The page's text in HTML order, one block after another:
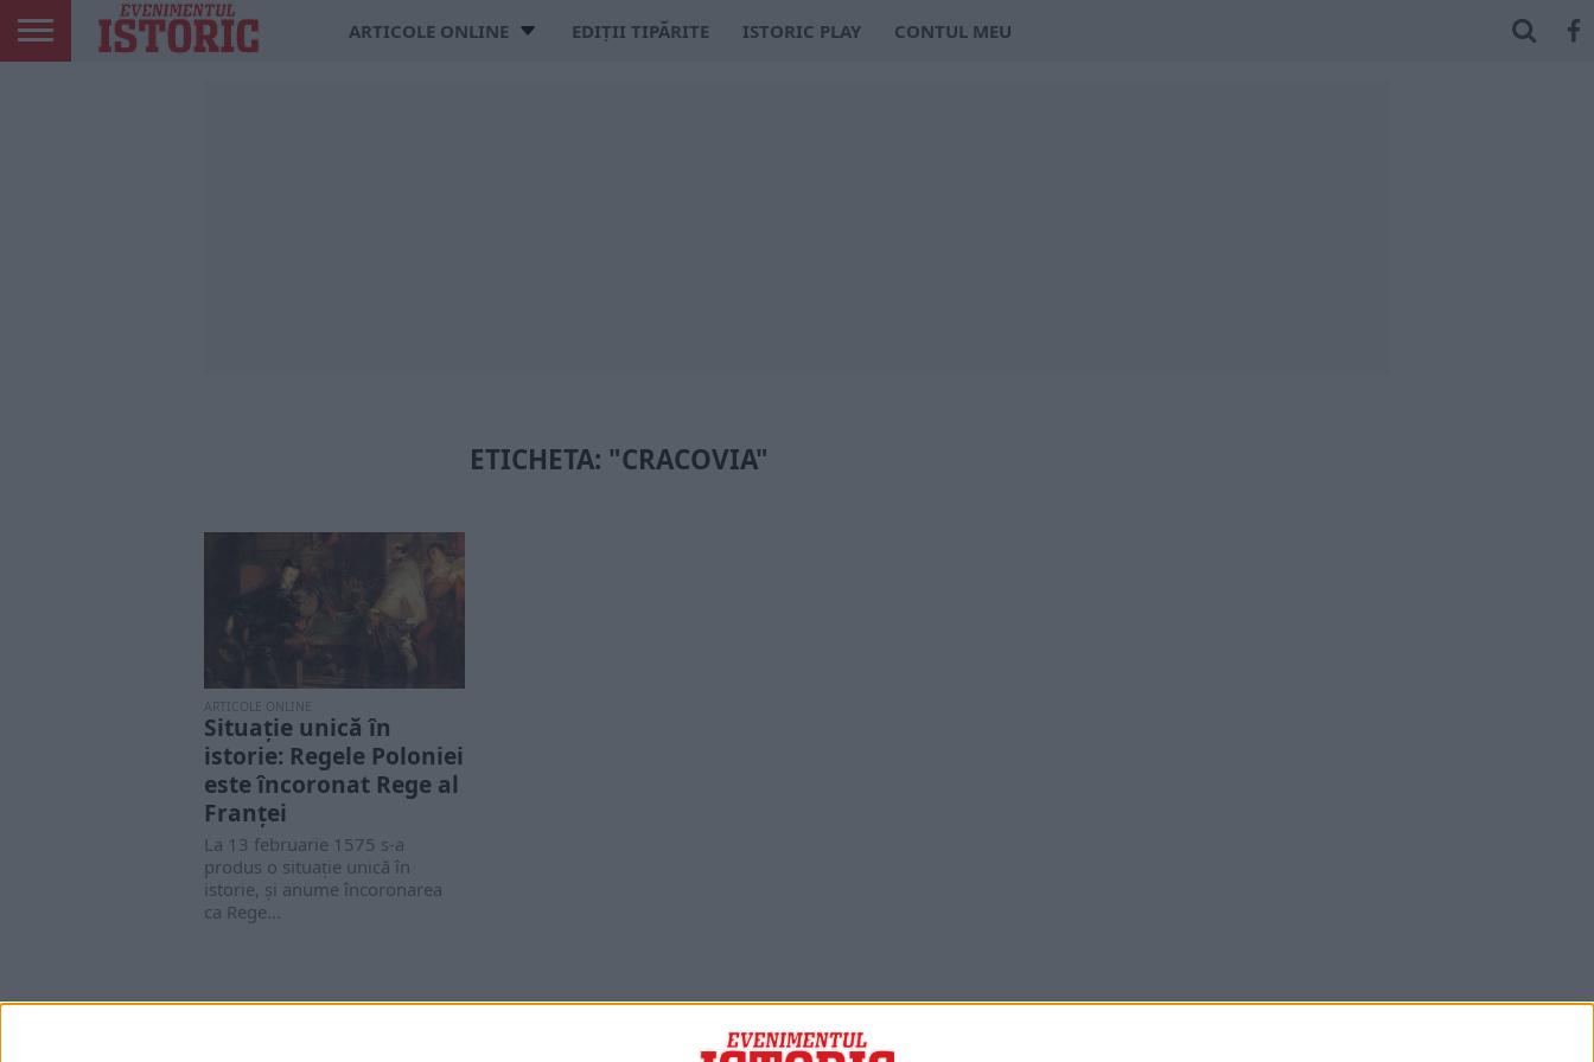
ARTICOLE ONLINE EDIȚII TIPĂRITE ISTORIC PLAY CONTUL MEU
ETICHETA: "CRACOVIA"
ARTICOLE ONLINE
Situaţie unică în
istorie: Regele Poloniei
este încoronat Rege al
Franţei
La 13 februarie 1575 s-a
produs o situaţie unică în
istorie, şi anume încoronarea
ca Rege...